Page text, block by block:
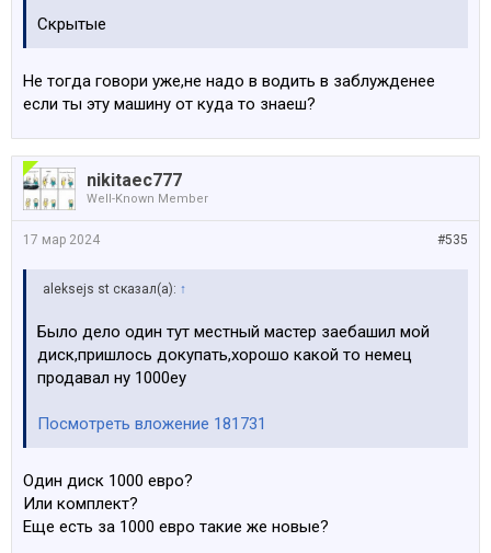
Скрытые
Не тогда говори уже,не надо в водить в заблужденее
если ты эту машину от куда то знаеш?
nikitaec777
Well-Known Member
#535
17 мар 2024
aleksejs st сказал(а): ↑
Было дело один тут местный мастер заебашил мой
диск,пришлось докупать,хорошо какой то немец
продавал ну 1000еу
Посмотреть вложение 181731
Один диск 1000 евро?
Или комплект?
Еще есть за 1000 евро такие же новые?